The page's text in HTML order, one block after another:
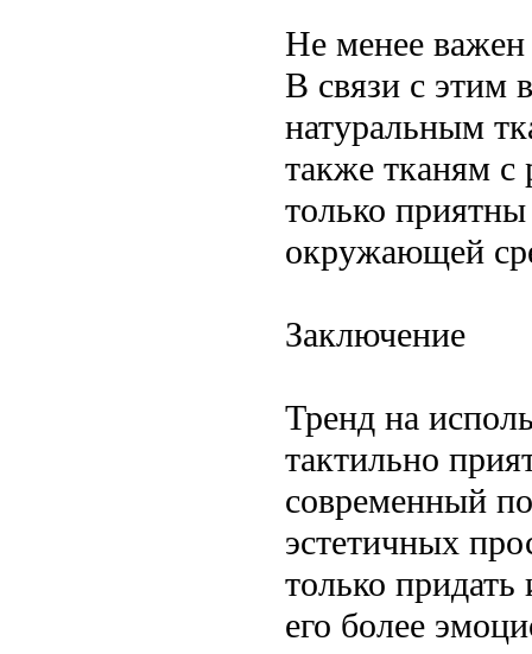
Не менее важен
В связи с этим
натуральным
также тканям с
только
окружающей
Заключение
Тренд на
тактильно
современный
эстетичных
только придать
его более